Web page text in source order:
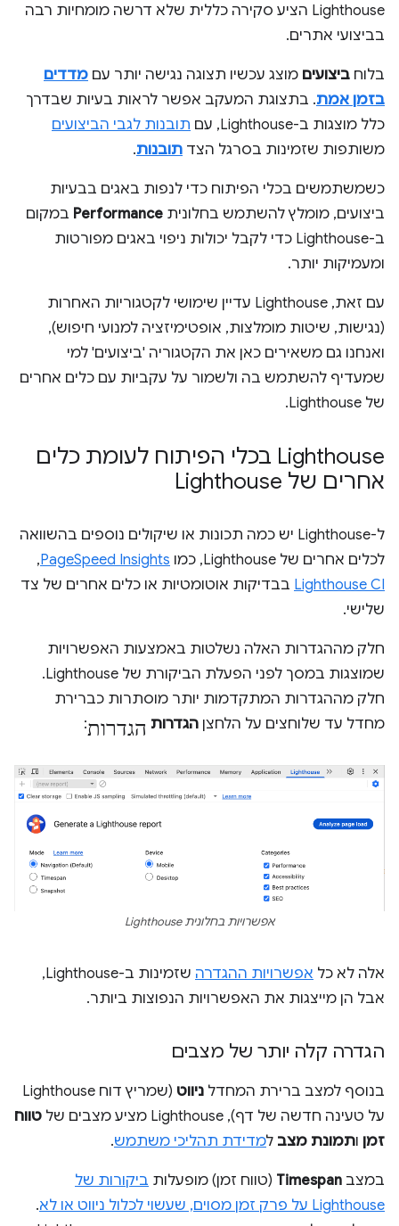
Lighthouse הציע סקירה כללית שלא דרשה מומחיות רבה
בביצועי אתרים.
בלוח ביצועים מוצג עכשיו תצוגה נגישה יותר עם מדדים
בזמן אמת. בתצוגת המעקב אפשר לראות בעיות שבדרך
כלל מוצגות ב-Lighthouse, עם
תובנות לגבי הביצועים
משותפות שזמינות בסרגל הצד תובנות.
כשמשתמשים בכלי הפיתוח כדי לנפות באגים בבעיות
ביצועים, מומלץ להשתמש בחלונית Performance במקום
ב-Lighthouse כדי לקבל יכולות ניפוי באגים מפורטות
ומעמיקות יותר.
עם זאת, Lighthouse עדיין שימושי לקטגוריות האחרות
(נגישות, שיטות מומלצות, אופטימיזציה למנועי חיפוש),
ואנחנו גם משאירים כאן את הקטגוריה 'ביצועים' למי
שמעדיף להשתמש בה ולשמור על עקביות עם כלים אחרים
של Lighthouse.
Lighthouse בכלי הפיתוח לעומת כלים
אחרים של Lighthouse
ל-Lighthouse יש כמה תכונות או שיקולים נוספים בהשוואה
לכלים אחרים של Lighthouse, כמו
PageSpeed Insights
,‏
Lighthouse CI בבדיקות אוטומטיות או כלים אחרים של צד
שלישי.
חלק מההגדרות האלה נשלטות באמצעות האפשרויות
שמוצגות במסך לפני הפעלת הביקורת של Lighthouse.
חלק מההגדרות המתקדמות יותר מוסתרות כברירת
מחדל עד שלוחצים על הלחצן הגדרות הגדרות:
אפשרויות בחלונית Lighthouse
אלה לא כל אפשרויות ההגדרה
שזמינות ב-Lighthouse,
אבל הן מייצגות את האפשרויות הנפוצות ביותר.
הגדרה קלה יותר של מצבים
בנוסף למצב ברירת המחדל ניווט
(שמריץ דוח Lighthouse
על טעינה חדשה של דף), Lighthouse מציע מצבים של
טווח
זמן ותמונת מצב למדידת תהליכי משתמש.
במצב Timespan (טווח זמן) מופעלות ביקורות של
Lighthouse על פרק זמן מסוים, שעשוי לכלול ניווט או לא
.